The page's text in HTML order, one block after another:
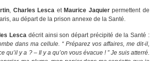
, Charles Lesca et Maurice Jaquierpermettent de
au départ de la prison annexe de la Santé.
Lesca décrit ainsi son départ précipité de la Santé :
dans ma cellule. “ Préparez vos affaires, me dit-il,
qu’il y a ? – Il y a qu’on vous évacue ! ” Je suis atterré.